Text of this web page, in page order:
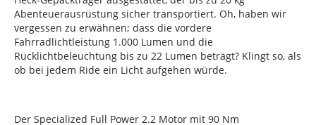
Abenteuerausrüstung sicher transportiert. Oh, haben wir
vergessen zu erwähnen; dass die vordere
Fahrradlichtleistung 1.000 Lumen und die
Rücklichtbeleuchtung bis zu 22 Lumen beträgt? Klingt so, als
ob bei jedem Ride ein Licht aufgehen würde.
Der Specialized Full Power 2.2 Motor mit 90 Nm